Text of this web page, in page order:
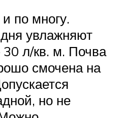
по многу.
увлажняют
л/кв. м. Почва
смочена на
но не